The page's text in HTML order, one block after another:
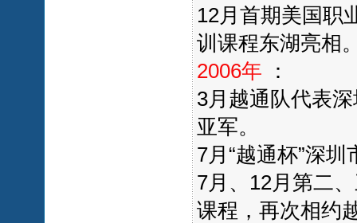
12月首期美国职
训课程东湖亮相
2006年
：
3月越通队代表
亚军。
7月“越通杯”深
7月、12月第二
课程，再次相约